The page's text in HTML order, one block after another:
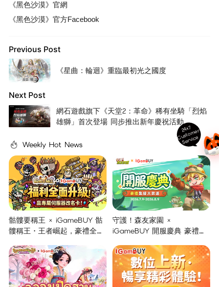
《黑色沙漠》官網
《黑色沙漠》官方Facebook
Previous Post
《星曲：輪迴》重臨最初光之國度
Next Post
網石遊戲旗下《天堂2：革命》稀有坐騎「烈焰
雄獅」首次登場 同步推出新年慶祝活動
Weekly Hot News
骷髏要稱王 × iGameBUY 骷
髏稱王・王者崛起，豪禮全面
守護！森友家園 ×
iGameBUY 開服慶典 豪禮集
24x7
C
ust
o
m
er
S
ervi
c
e